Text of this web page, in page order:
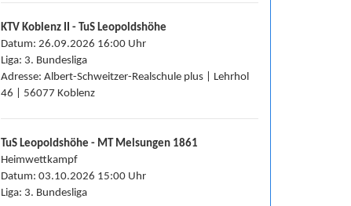
KTV Koblenz II - TuS Leopoldshöhe
Datum: 26.09.2026 16:00 Uhr
Liga: 3. Bundesliga
Adresse: Albert-Schweitzer-Realschule plus | Lehrhol
46 | 56077 Koblenz
TuS Leopoldshöhe - MT Melsungen 1861
Heimwettkampf
Datum: 03.10.2026 15:00 Uhr
Liga: 3. Bundesliga